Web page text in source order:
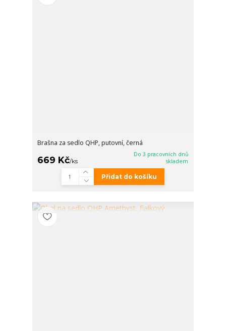
Brašna za sedlo QHP, putovní, černá
669 Kč/ks
Do 3 pracovních dnů
skladem
Přidat do košíku